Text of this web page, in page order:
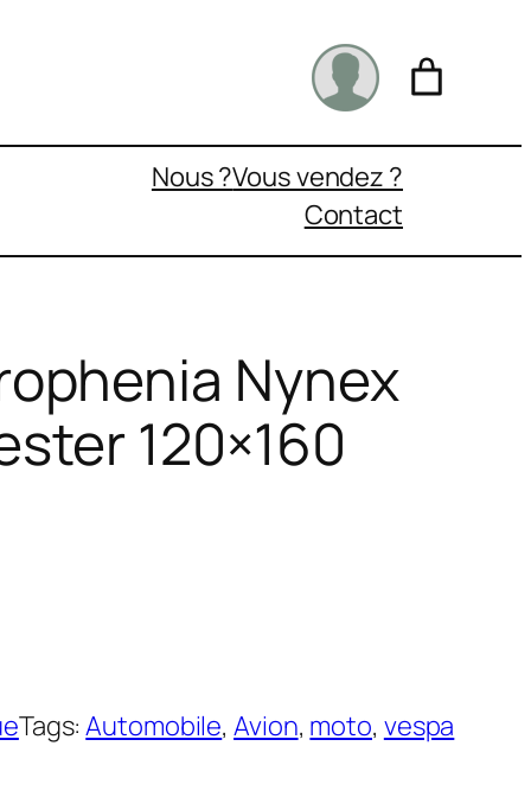
Nous ?Vous vendez ?
Contact
Nynex
120×160
Tags:Automobile, Avion, moto, vespa